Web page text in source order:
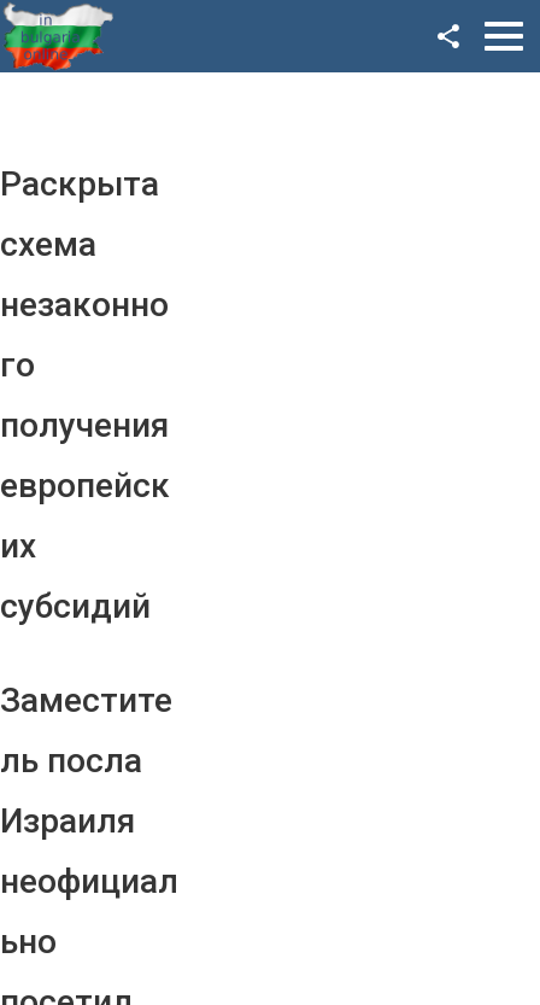
Раскрыта
схема
незаконно
го
получения
европейск
их
субсидий
Заместите
ль посла
Израиля
неофициал
ьно